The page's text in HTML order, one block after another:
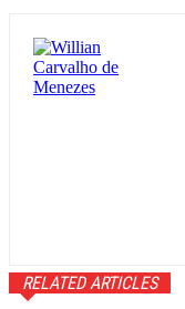
RELATED ARTICLES